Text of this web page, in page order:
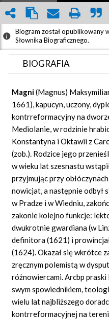
Biogram został opublikowany
Słownika Biograficznego.
BIOGRAFIA
ZDJĘCIA (1)
GRAF POWIĄZAŃ
DYSKUSJA
Mapa
Magni(Magnus)
1661), kapucyn, uczony,
kontrreformacyjny na
Mediolanie, w rodzinie
Konstantyna i Oktawii z
(zob.). Rodzice jego
w wieku lat szesnastu
przyjmując przy
nowicjat, a następnie
w Pradze i w Wiedniu,
zakonie kolejno funkcje:
dwukrotnie gwardiana (w
definitora (1621) i
(1624). Okazał się wkrótce
zręcznym polemistą w
różnowiercami. Arcbp
swym spowiednikiem,
wielu lat najbliższego
kontrreformacyjnej na